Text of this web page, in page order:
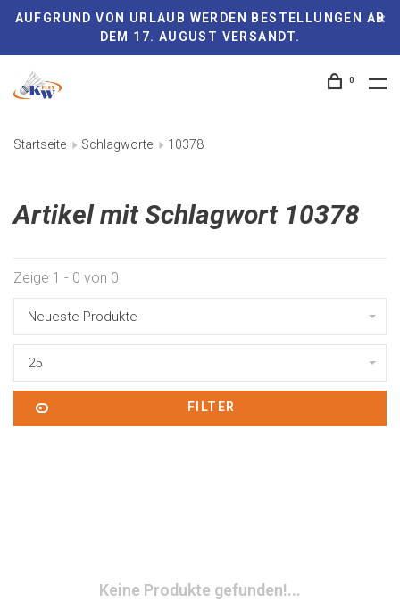
AUFGRUND VON URLAUB WERDEN BESTELLUNGEN AB
DEM 17. AUGUST VERSANDT.
0
Startseite Schlagworte 10378
Artikel mit Schlagwort 10378
Zeige 1 - 0 von 0
Neueste Produkte
25
FILTER
Keine Produkte gefunden!...